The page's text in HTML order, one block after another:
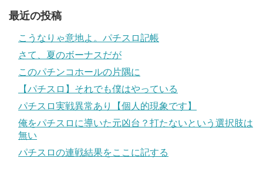
最近の投稿
こうなりゃ意地よ。パチスロ記帳
さて、夏のボーナスだが
このパチンコホールの片隅に
【パチスロ】それでも僕はやっている
パチスロ実戦異常あり【個人的現象です】
俺をパチスロに導いた元凶台？打たないという選択肢は
無い
パチスロの連戦結果をここに記する